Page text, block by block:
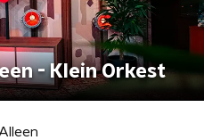
- Klein Orkest